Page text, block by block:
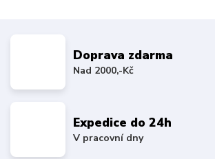
Doprava zdarma
Nad 2000,-Kč
Expedice do 24h
V pracovní dny